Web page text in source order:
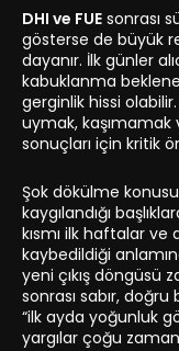
DHI ve FUE sonrası
gösterse de büyük
dayanır. İlk günler
kabuklanma
gerginlik hissi
uymak,
sonuçları için kritik
Şok dökülme
kaygılandığı
kısmı ilk haftalar ve
kaybedildiği
yeni çıkış döngüsü
sonrası sabır,
“ilk ayda yoğunluk
yargılar çoğu zaman